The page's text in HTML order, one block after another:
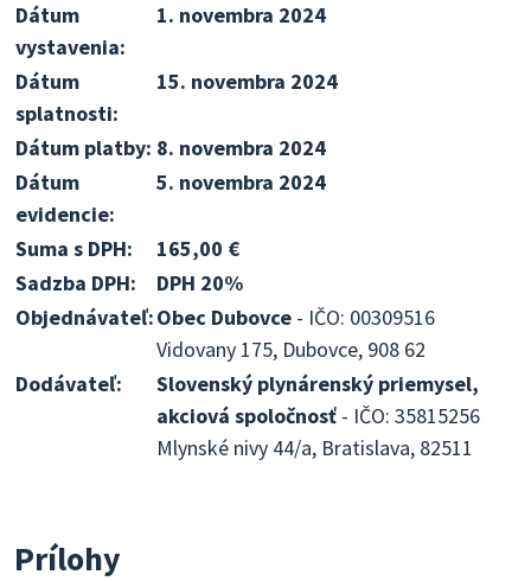
Dátum
vystavenia:
1. novembra 2024
Dátum
splatnosti:
15. novembra 2024
Dátum platby: 8. novembra 2024
Dátum
evidencie:
5. novembra 2024
Suma s DPH:
165,00 €
Sadzba DPH:
DPH 20%
Objednávateľ:Obec Dubovce - IČO: 00309516
Vidovany 175, Dubovce, 908 62
Dodávateľ:
Slovenský plynárenský priemysel,
akciová spoločnosť - IČO: 35815256
Mlynské nivy 44/a, Bratislava, 82511
Prílohy